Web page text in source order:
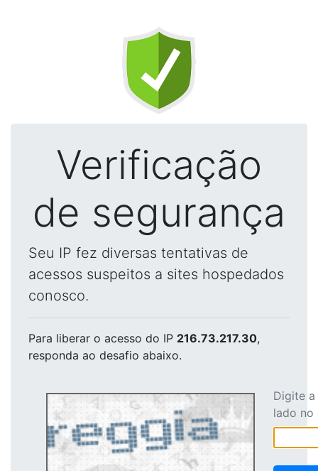
Verificação
de segurança
Seu IP fez diversas tentativas de
acessos suspeitos a sites hospedados
conosco.
Para liberar o acesso do IP 216.73.217.30,
responda ao desafio abaixo.
Digite
lado no